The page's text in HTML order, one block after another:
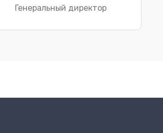
Генеральный директор